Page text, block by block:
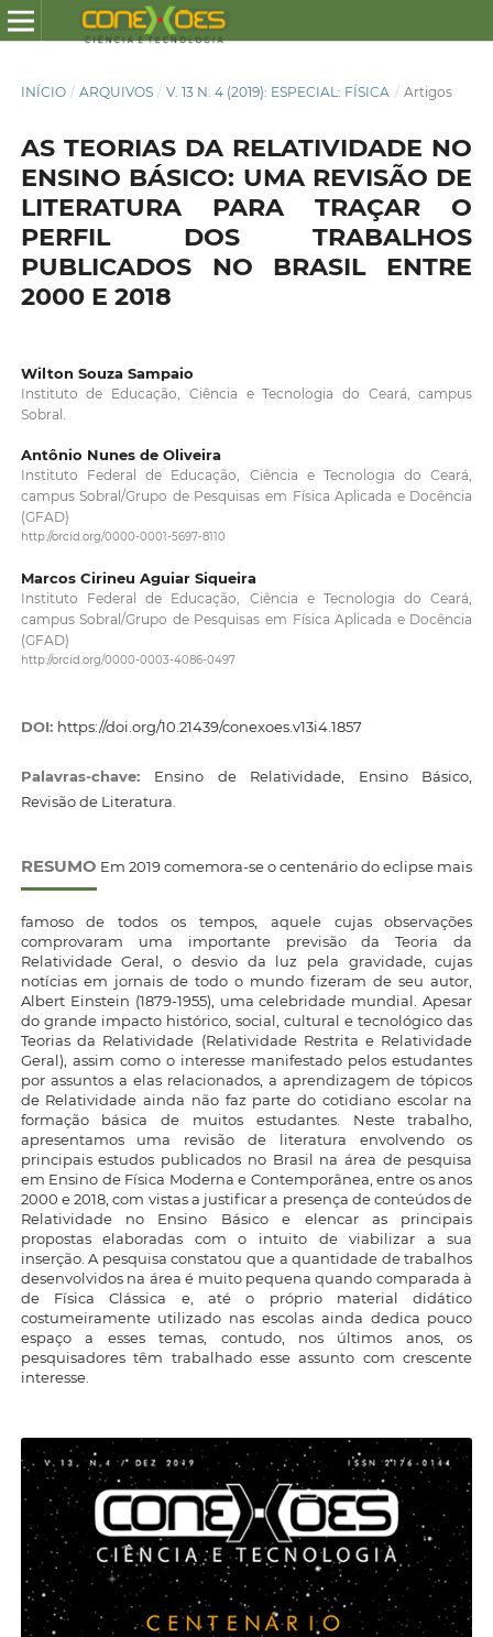
INÍCIO / ARQUIVOS / V. 13 N. 4 (2019): ESPECIAL: FÍSICA / Artigos
AS TEORIAS DA RELATIVIDADE NO
ENSINO BÁSICO: UMA REVISÃO DE
LITERATURA PARA TRAÇAR O
PERFIL DOS TRABALHOS
PUBLICADOS NO BRASIL ENTRE
2000 E 2018
Wilton Souza Sampaio
Instituto de Educação, Ciência e Tecnologia do Ceará, campus
Sobral.
Antônio Nunes de Oliveira
Instituto Federal de Educação, Ciência e Tecnologia do Ceará,
campus Sobral/Grupo de Pesquisas em Física Aplicada e Docência
(GFAD)
http://orcid.org/0000-0001-5697-8110
Marcos Cirineu Aguiar Siqueira
Instituto Federal de Educação, Ciência e Tecnologia do Ceará,
campus Sobral/Grupo de Pesquisas em Física Aplicada e Docência
(GFAD)
http://orcid.org/0000-0003-4086-0497
DOI: https://doi.org/10.21439/conexoes.v13i4.1857
Palavras-chave: Ensino de Relatividade, Ensino Básico,
Revisão de Literatura.
RESUMO Em 2019 comemora-se o centenário do eclipse mais
famoso de todos os tempos, aquele cujas observações
comprovaram uma importante previsão da Teoria da
Relatividade Geral, o desvio da luz pela gravidade, cujas
notícias em jornais de todo o mundo fizeram de seu autor,
Albert Einstein (1879-1955), uma celebridade mundial. Apesar
do grande impacto histórico, social, cultural e tecnológico das
Teorias da Relatividade (Relatividade Restrita e Relatividade
Geral), assim como o interesse manifestado pelos estudantes
por assuntos a elas relacionados, a aprendizagem de tópicos
de Relatividade ainda não faz parte do cotidiano escolar na
formação básica de muitos estudantes. Neste trabalho,
apresentamos uma revisão de literatura envolvendo os
principais estudos publicados no Brasil na área de pesquisa
em Ensino de Física Moderna e Contemporânea, entre os anos
2000 e 2018, com vistas a justificar a presença de conteúdos de
Relatividade no Ensino Básico e elencar as principais
propostas elaboradas com o intuito de viabilizar a sua
inserção. A pesquisa constatou que a quantidade de trabalhos
desenvolvidos na área é muito pequena quando comparada à
de Física Clássica e, até o próprio material didático
costumeiramente utilizado nas escolas ainda dedica pouco
espaço a esses temas, contudo, nos últimos anos, os
pesquisadores têm trabalhado esse assunto com crescente
interesse.